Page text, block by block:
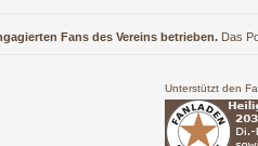
Fans des Vereins betrieben. Das
Unterstützt den